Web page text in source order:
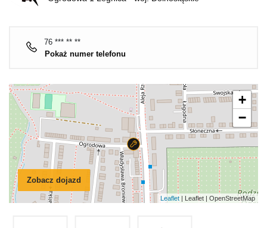
76 *** ** **
Pokaż numer telefonu
Zobacz dojazd
+
−
Leaflet | Leaflet | OpenStreetMap